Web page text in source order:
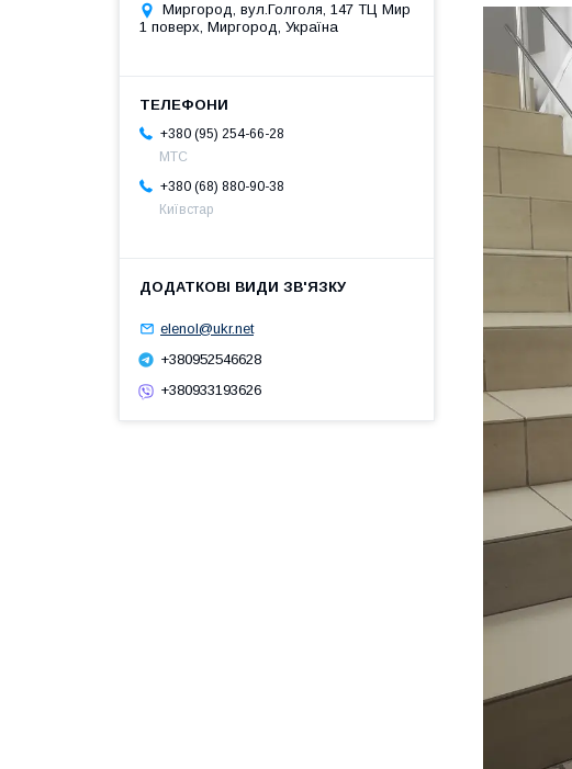
Миргород, вул.Голголя, 147 ТЦ Мир
1 поверх, Миргород, Україна
+380 (95) 254-66-28
МТС
+380 (68) 880-90-38
Київстар
elenol@ukr.net
+380952546628
+380933193626